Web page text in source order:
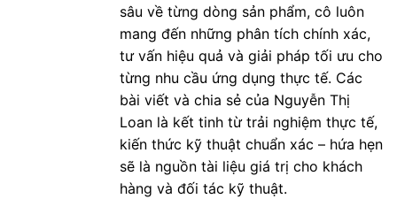
sâu về từng dòng sản phẩm, cô luôn
mang đến những phân tích chính xác,
tư vấn hiệu quả và giải pháp tối ưu cho
từng nhu cầu ứng dụng thực tế. Các
bài viết và chia sẻ của Nguyễn Thị
Loan là kết tinh từ trải nghiệm thực tế,
kiến thức kỹ thuật chuẩn xác – hứa hẹn
sẽ là nguồn tài liệu giá trị cho khách
hàng và đối tác kỹ thuật.